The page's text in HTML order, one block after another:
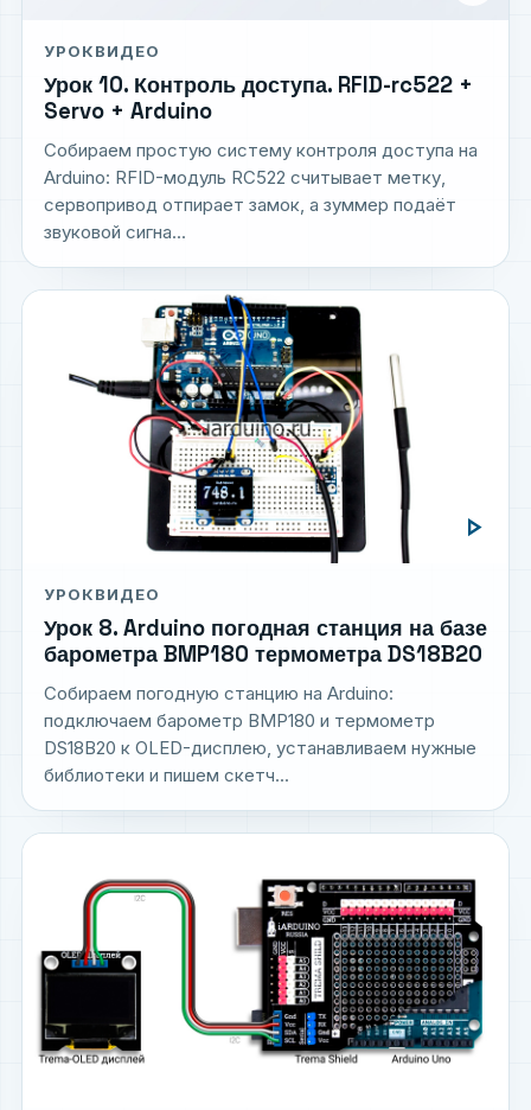
УРОКВИДЕО
Урок 10. Контроль доступа. RFID-rc522 +
Servo + Arduino
Собираем простую систему контроля доступа на
Arduino: RFID-модуль RC522 считывает метку,
сервопривод отпирает замок, а зуммер подаёт
звуковой сигна...
play_arrow
УРОКВИДЕО
Урок 8. Arduino погодная станция на базе
барометра BMP180 термометра DS18B20
Собираем погодную станцию на Arduino:
подключаем барометр BMP180 и термометр
DS18B20 к OLED-дисплею, устанавливаем нужные
библиотеки и пишем скетч...